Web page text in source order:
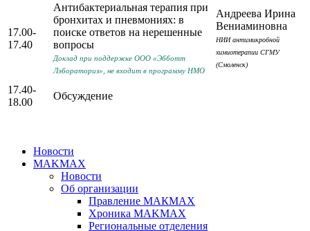
17.00-
17.40
Антибактериальная терапия при
бронхитах и пневмониях: в
поиске ответов на нерешенные
вопросы
Доклад при поддержке ООО «Эбботт
Лэбораториз», не входит в программу НМО
Андреева Ирина
Вениаминовна
НИИ антимикробной
химиотерапии СГМУ
(Смоленск)
17.40-
18.00
Обсуждение
Новости
MAKMAX
Новости
Об организации
Правление МАКМАХ
Хроника MAKMAX
Региональные отделения